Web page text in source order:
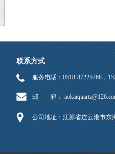
联系方式
服务电话：0518-87225768，
邮 箱：
公司地址：江苏省连云港市东